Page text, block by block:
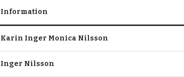
Information
Karin Inger Monica Nilsson
Inger Nilsson